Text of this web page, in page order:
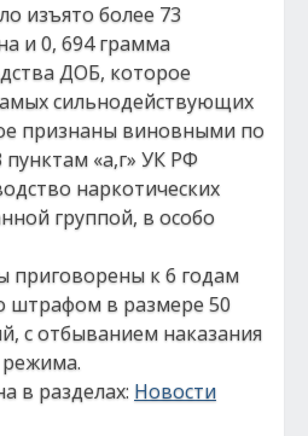
изъято более 73
и 0, 694 грамма
ДОБ, которое
сильнодействующих
признаны виновными по
пунктам «а,г» УК РФ
наркотических
группой, в особо
приговорены к 6 годам
штрафом в размере 50
с отбыванием наказания
режима.
в разделах: Новости